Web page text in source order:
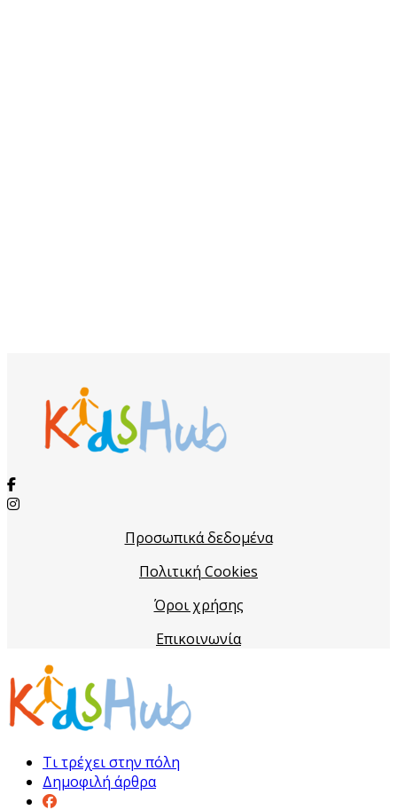
Προσωπικά δεδομένα
Πολιτική Cookies
Όροι χρήσης
Επικοινωνία
Τι τρέχει στην πόλη
Δημοφιλή άρθρα